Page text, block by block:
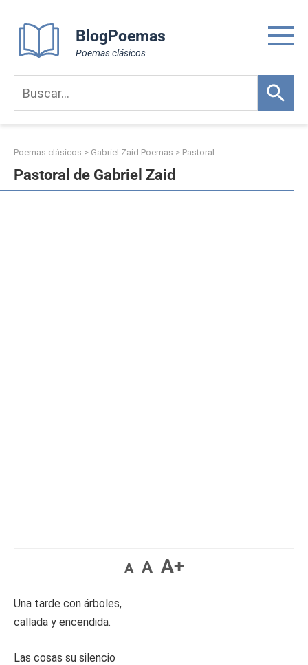
content
BlogPoemas
Poemas clásicos
Poemas clásicos > Gabriel Zaid Poemas > Pastoral
Pastoral de Gabriel Zaid
A A A+
Una tarde con árboles,
callada y encendida.
Las cosas su silencio